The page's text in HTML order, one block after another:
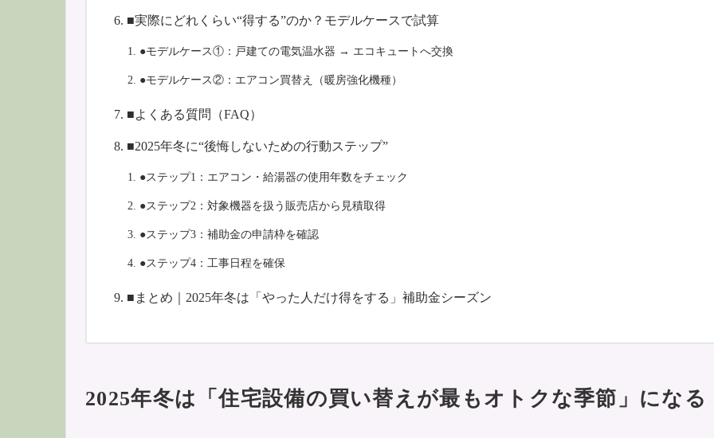
■実際にどれくらい“得する”のか？モデルケースで試算
●モデルケース①：戸建ての電気温水器 → エコキュートへ交換
●モデルケース②：エアコン買替え（暖房強化機種）
■よくある質問（FAQ）
■2025年冬に“後悔しないための行動ステップ”
●ステップ1：エアコン・給湯器の使用年数をチェック
●ステップ2：対象機器を扱う販売店から見積取得
●ステップ3：補助金の申請枠を確認
●ステップ4：工事日程を確保
■まとめ｜2025年冬は「やった人だけ得をする」補助金シーズン
2025年冬は「住宅設備の買い替えが最もオトクな季節」になる